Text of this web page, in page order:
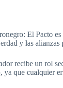
El Pacto
y las
recibe un rol
ya que cualquier